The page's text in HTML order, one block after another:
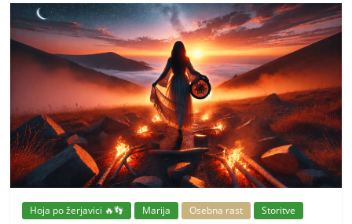
Hoja po žerjavici 🔥👣 Marija Osebna rast Storitve